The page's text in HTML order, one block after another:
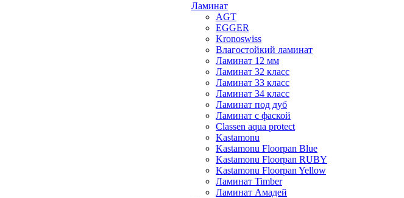
Ламинат
AGT
EGGER
Kronoswiss
Влагостойкий ламинат
Ламинат 12 мм
Ламинат 32 класс
Ламинат 33 класс
Ламинат 34 класс
Ламинат под дуб
Ламинат с фаской
Classen aqua protect
Kastamonu
Kastamonu Floorpan Blue
Kastamonu Floorpan RUBY
Kastamonu Floorpan Yellow
Ламинат Timber
Ламинат Амадей